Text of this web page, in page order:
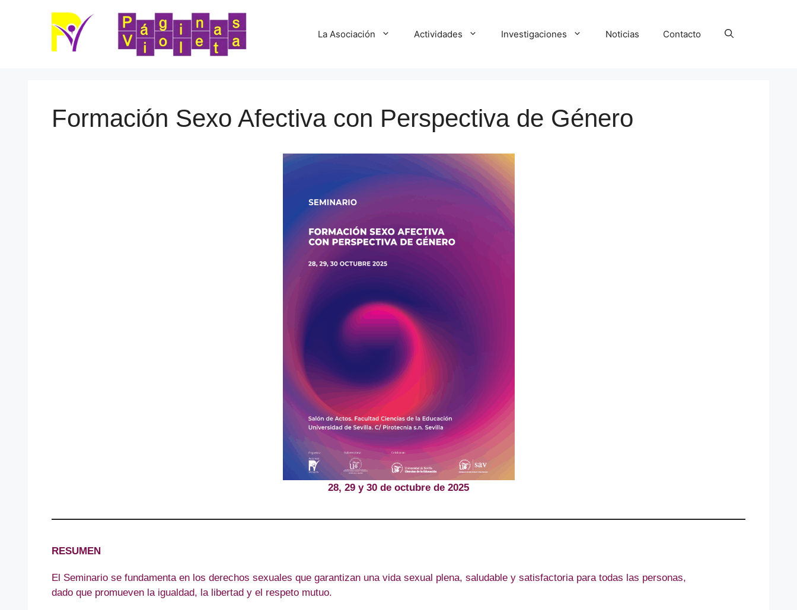
La Asociación Actividades Investigaciones Noticias Contacto
Formación Sexo Afectiva con Perspectiva de Género
28, 29 y 30 de octubre de 2025
RESUMEN
El Seminario se fundamenta en los derechos sexuales que garantizan una vida sexual plena, saludable y satisfactoria para todas las personas,
dado que promueven la igualdad, la libertad y el respeto mutuo.